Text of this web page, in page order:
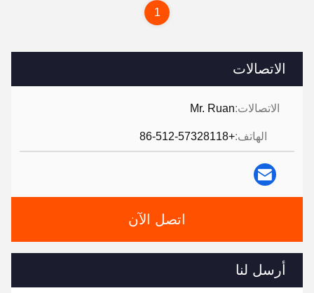
الاتصالات
الاتصالات:Mr. Ruan
الهاتف:+86-512-57328118
اتصل الآن
أرسل لنا
1